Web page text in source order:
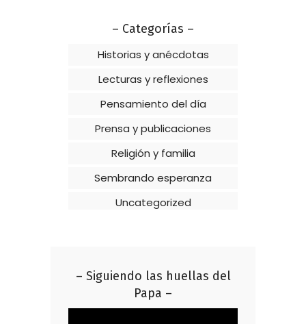
– Categorías –
Historias y anécdotas
Lecturas y reflexiones
Pensamiento del día
Prensa y publicaciones
Religión y familia
Sembrando esperanza
Uncategorized
– Siguiendo las huellas del
Papa –